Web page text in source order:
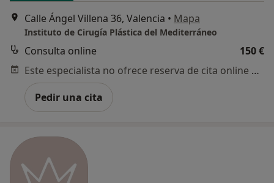
Calle Ángel Villena 36, Valencia • Mapa
Instituto de Cirugía Plástica del Mediterráneo
Consulta online
150 €
Este especialista no ofrece reserva de cita online en esta dirección.
Pedir una cita